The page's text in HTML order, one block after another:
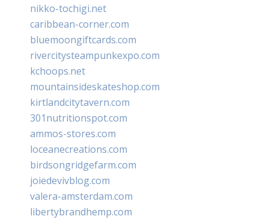
nikko-tochigi.net
caribbean-corner.com
bluemoongiftcards.com
rivercitysteampunkexpo.com
kchoops.net
mountainsideskateshop.com
kirtlandcitytavern.com
301nutritionspot.com
ammos-stores.com
loceanecreations.com
birdsongridgefarm.com
joiedevivblog.com
valera-amsterdam.com
libertybrandhemp.com